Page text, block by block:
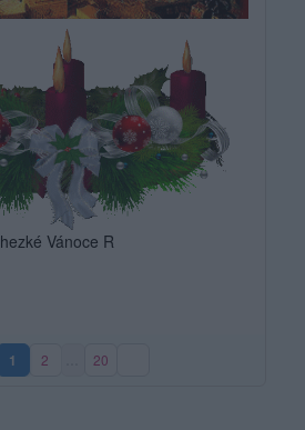
hezké Vánoce R
1(aktuální strana)
2 20